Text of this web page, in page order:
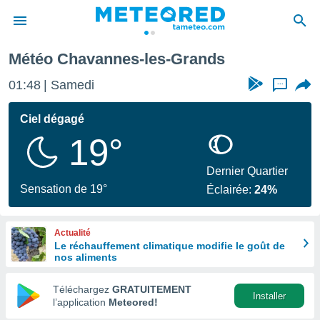
de
en
Météo Chavannes-les-Grands
01:48 Samedi ...
Ciel dégagé
19°
Sensation de 19°
Dernier Quartier
Éclairée:24%
Actualité
Le réchauffement climatique modifie le goût de
nos aliments
Téléchargez GRATUITEMENT
l’application Meteored!
Installer